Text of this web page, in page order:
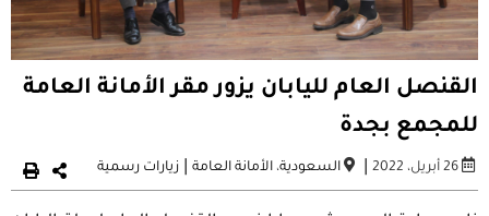
القنصل العام لليابان يزور مقر الأمانة العامة
للمجمع بجدة
26 أبريل، 2022 | السعودية، الأمانة العامة| زيارات رسمية